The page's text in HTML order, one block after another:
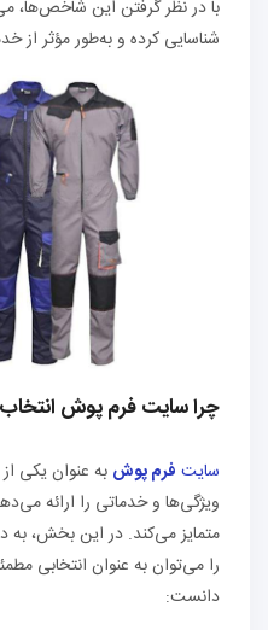
با در نظر گرفتن این شاخص‌ها،
شناسایی کرده و به‌طور مؤثر از
چرا سایت فرم پوش
سایت فرم پوش به عنوان یکی
ویژگی‌ها و خدماتی را ارائه
متمایز می‌کند. در این بخش، به
را می‌توان به عنوان انتخابی
دانست: